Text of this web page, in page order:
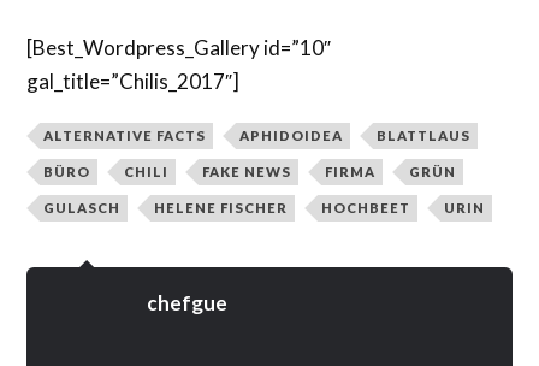
[Best_Wordpress_Gallery id=”10″
gal_title=”Chilis_2017″]
ALTERNATIVE FACTS APHIDOIDEA BLATTLAUS
BÜRO CHILI FAKE NEWS FIRMA GRÜN
GULASCH HELENE FISCHER HOCHBEET URIN
chefgue